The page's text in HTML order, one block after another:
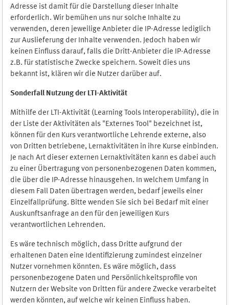
Adresse ist damit für die Darstellung dieser Inhalte
erforderlich. Wir bemühen uns nur solche Inhalte zu
verwenden, deren jeweilige Anbieter die IP-Adresse lediglich
zur Auslieferung der Inhalte verwenden. Jedoch haben wir
keinen Einfluss darauf, falls die Dritt-Anbieter die IP-Adresse
z.B. für statistische Zwecke speichern. Soweit dies uns
bekannt ist, klären wir die Nutzer darüber auf.
Sonderfall Nutzung der LTI-Aktivität
Mithilfe der LTI-Aktivität (Learning Tools Interoperability), die in
der Liste der Aktivitäten als "Externes Tool" bezeichnet ist,
können für den Kurs verantwortliche Lehrende externe, also
von Dritten betriebene, Lernaktivitäten in ihre Kurse einbinden.
Je nach Art dieser externen Lernaktivitäten kann es dabei auch
zu einer Übertragung von personenbezogenen Daten kommen,
die über die IP-Adresse hinausgehen. In welchem Umfang in
diesem Fall Daten übertragen werden, bedarf jeweils einer
Einzelfallprüfung. Bitte wenden Sie sich bei Bedarf mit einer
Auskunftsanfrage an den für den jeweiligen Kurs
verantwortlichen Lehrenden.
Es wäre technisch möglich, dass Dritte aufgrund der
erhaltenen Daten eine Identifizierung zumindest einzelner
Nutzer vornehmen könnten. Es wäre möglich, dass
personenbezogene Daten und Persönlichkeitsprofile von
Nutzern der Website von Dritten für andere Zwecke verarbeitet
werden könnten, auf welche wir keinen Einfluss haben.